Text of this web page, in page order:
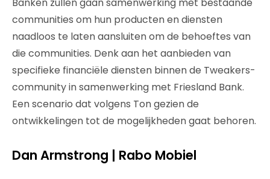
communities om hun producten en diensten
naadloos te laten aansluiten om de behoeftes van
die communities. Denk aan het aanbieden van
specifieke financiële diensten binnen de Tweakers-
community in samenwerking met Friesland Bank.
Een scenario dat volgens Ton gezien de
ontwikkelingen tot de mogelijkheden gaat behoren.
Dan Armstrong | Rabo Mobiel